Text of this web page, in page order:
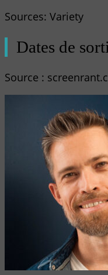
Sources: Variety
Dates de
Source :